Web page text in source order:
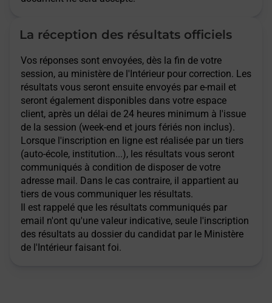
La réception des résultats officiels
Vos réponses sont envoyées, dès la fin de votre
session, au ministère de l'Intérieur pour correction. Les
résultats vous seront ensuite envoyés par e-mail et
seront également disponibles dans votre espace
client, après un délai de 24 heures minimum à l'issue
de la session (week-end et jours fériés non inclus).
Lorsque l'inscription en ligne est réalisée par un tiers
(auto-école, institution...), les résultats vous seront
communiqués à condition de disposer de votre
adresse mail. Dans le cas contraire, il appartient au
tiers de vous communiquer les résultats.
Il est rappelé que les résultats communiqués par
email n'ont qu'une valeur indicative, seule l'inscription
des résultats au dossier du candidat par le Ministère
de l'Intérieur faisant foi.